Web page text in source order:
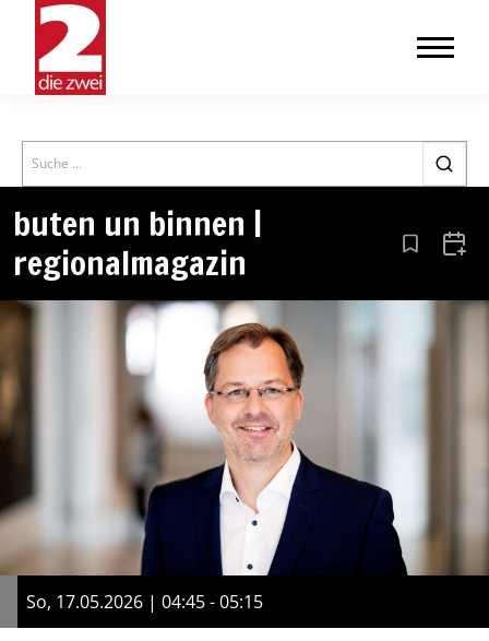
Search
buten un binnen |
regionalmagazin
Aus den
So, 17.05.2026 | 04:45 - 05:15